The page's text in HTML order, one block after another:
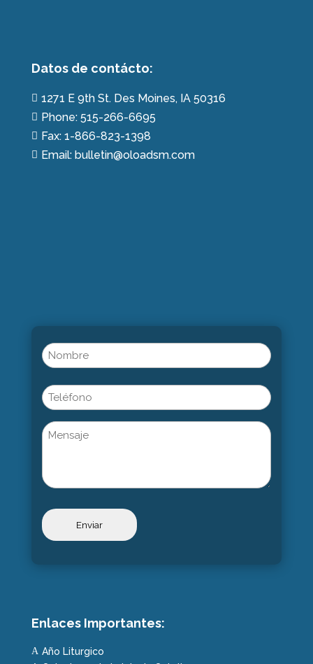
Datos de contácto:
 1271 E 9th St. Des Moines, IA 50316
 Phone: 515-266-6695
 Fax: 1-866-823-1398
 Email: bulletin@oloadsm.com
Name
(Obligatorio)
Phone
Untitled
Enlaces Importantes:
A Año Liturgico